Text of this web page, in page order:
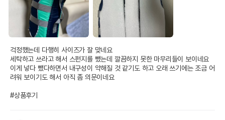
걱정했는데 다행히 사이즈가 잘 맞네요
세탁하고 쓰라고 해서 스펀지를 뺐는데 깔끔하지 못한 마무리들이 보이네요
이게 넣다 뺐다하면서 내구성이 약해질 것 같기도 하고 오래 쓰기에는 조금 어
려워 보이기도 해서 아직 좀 의문이네요
#상품후기